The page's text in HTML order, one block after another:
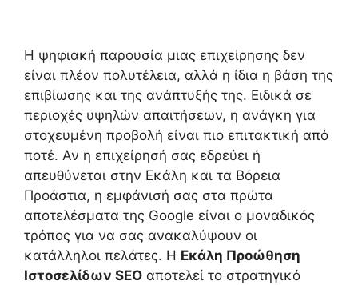
Η ψηφιακή παρουσία μιας επιχείρησης δεν
είναι πλέον πολυτέλεια, αλλά η ίδια η βάση της
επιβίωσης και της ανάπτυξής της. Ειδικά σε
περιοχές υψηλών απαιτήσεων, η ανάγκη για
στοχευμένη προβολή είναι πιο επιτακτική από
ποτέ. Αν η επιχείρησή σας εδρεύει ή
απευθύνεται στην Εκάλη και τα Βόρεια
Προάστια, η εμφάνισή σας στα πρώτα
αποτελέσματα της Google είναι ο μοναδικός
τρόπος για να σας ανακαλύψουν οι
κατάλληλοι πελάτες. Η Εκάλη Προώθηση
Ιστοσελίδων SEO αποτελεί το στρατηγικό